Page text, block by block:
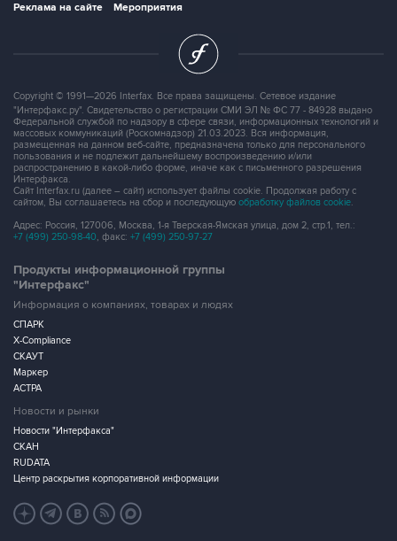
Реклама на сайте
Мероприятия
Copyright © 1991—2026 Interfax. Все права защищены. Сетевое издание
"Интерфакс.ру". Свидетельство о регистрации СМИ ЭЛ № ФС 77 - 84928 выдано
Федеральной службой по надзору в сфере связи, информационных технологий и
массовых коммуникаций (Роскомнадзор) 21.03.2023. Вся информация,
размещенная на данном веб-сайте, предназначена только для персонального
пользования и не подлежит дальнейшему воспроизведению и/или
распространению в какой-либо форме, иначе как с письменного разрешения
Интерфакса.
Сайт Interfax.ru (далее – сайт) использует файлы cookie. Продолжая работу с
сайтом, Вы соглашаетесь на сбор и последующую обработку файлов cookie.
Адрес: Россия, 127006, Москва, 1-я Тверская-Ямская улица, дом 2, стр.1, тел.:
+7 (499) 250-98-40, факс: +7 (499) 250-97-27
Продукты информационной группы
"Интерфакс"
Информация о компаниях, товарах и людях
СПАРК
X-Compliance
СКАУТ
Маркер
АСТРА
Новости и рынки
Новости "Интерфакса"
СКАН
RUDATA
Центр раскрытия корпоративной информации